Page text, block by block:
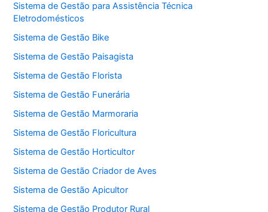
Sistema de Gestão para Assistência Técnica
Eletrodomésticos
Sistema de Gestão Bike
Sistema de Gestão Paisagista
Sistema de Gestão Florista
Sistema de Gestão Funerária
Sistema de Gestão Marmoraria
Sistema de Gestão Floricultura
Sistema de Gestão Horticultor
Sistema de Gestão Criador de Aves
Sistema de Gestão Apicultor
Sistema de Gestão Produtor Rural